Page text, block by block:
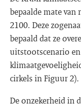
bepaalde mate
2100. Deze
bepaald dat ze
uitstootscenario en
cirkels in Figuur 2).
De onzekerheid in